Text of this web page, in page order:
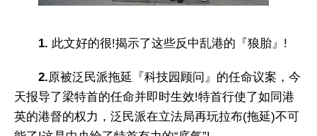
1. 此文好的很!揭示了这些反中乱港的『狼胎』!
2.原被泛民派拖延『科技园顾问』的任命议案，今
天报导了梁特首的任命并即时生效!特首行使了如同港
英的港督的权力，泛民派在立法局再玩拉布(拖延)不可